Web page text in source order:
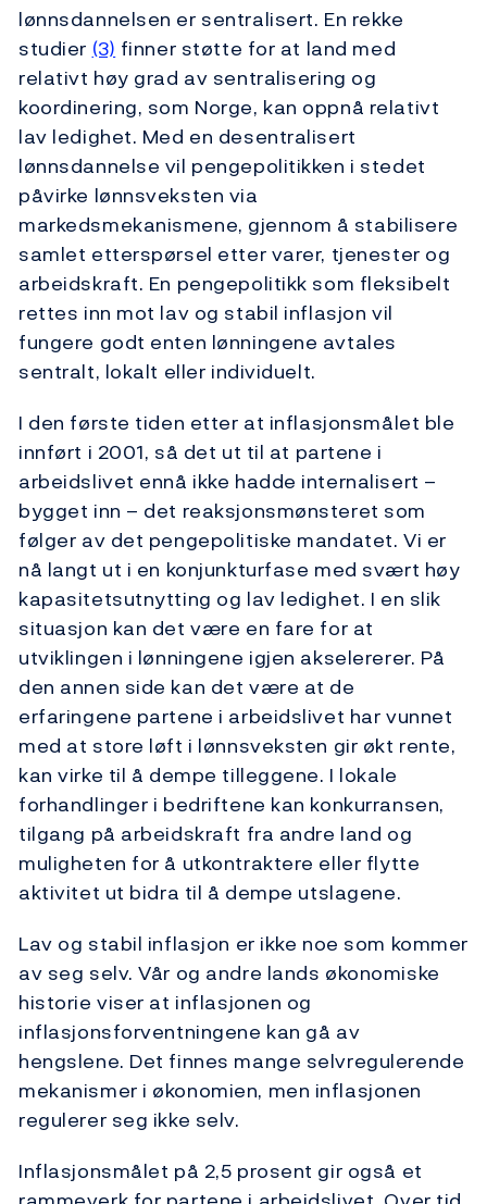
lønnsdannelsen er sentralisert. En rekke
studier (3) finner støtte for at land med
relativt høy grad av sentralisering og
koordinering, som Norge, kan oppnå relativt
lav ledighet. Med en desentralisert
lønnsdannelse vil pengepolitikken i stedet
påvirke lønnsveksten via
markedsmekanismene, gjennom å stabilisere
samlet etterspørsel etter varer, tjenester og
arbeidskraft. En pengepolitikk som fleksibelt
rettes inn mot lav og stabil inflasjon vil
fungere godt enten lønningene avtales
sentralt, lokalt eller individuelt.
I den første tiden etter at inflasjonsmålet ble
innført i 2001, så det ut til at partene i
arbeidslivet ennå ikke hadde internalisert –
bygget inn – det reaksjonsmønsteret som
følger av det pengepolitiske mandatet. Vi er
nå langt ut i en konjunkturfase med svært høy
kapasitetsutnytting og lav ledighet. I en slik
situasjon kan det være en fare for at
utviklingen i lønningene igjen akselererer. På
den annen side kan det være at de
erfaringene partene i arbeidslivet har vunnet
med at store løft i lønnsveksten gir økt rente,
kan virke til å dempe tilleggene. I lokale
forhandlinger i bedriftene kan konkurransen,
tilgang på arbeidskraft fra andre land og
muligheten for å utkontraktere eller flytte
aktivitet ut bidra til å dempe utslagene.
Lav og stabil inflasjon er ikke noe som kommer
av seg selv. Vår og andre lands økonomiske
historie viser at inflasjonen og
inflasjonsforventningene kan gå av
hengslene. Det finnes mange selvregulerende
mekanismer i økonomien, men inflasjonen
regulerer seg ikke selv.
Inflasjonsmålet på 2,5 prosent gir også et